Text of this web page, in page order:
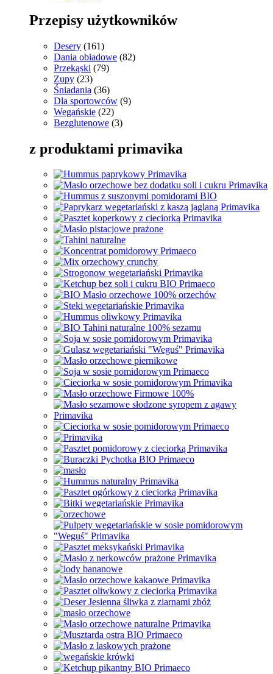
Przepisy użytkowników
Desery (161)
Dania obiadowe (82)
Przekąski (79)
Zupy (23)
Śniadania (36)
Dla sportowców (9)
Wegańskie (22)
Bezglutenowe (3)
z produktami primavika